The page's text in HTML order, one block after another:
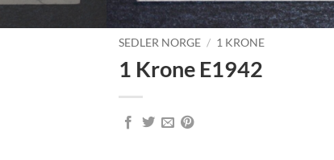
SEDLER NORGE / 1 KRONE
1 Krone E1942